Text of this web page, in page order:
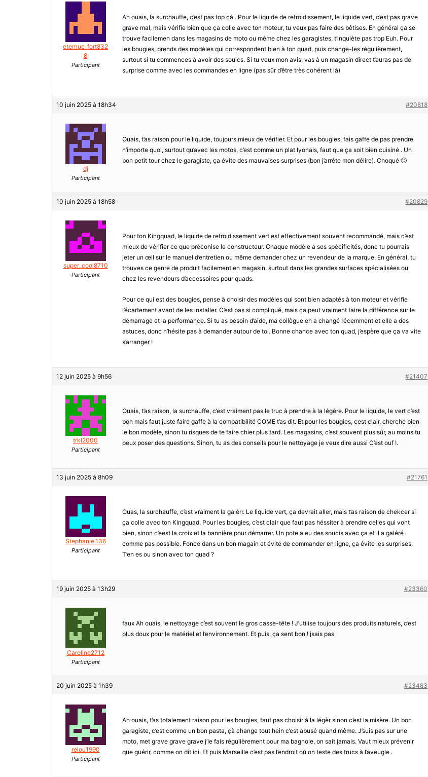
eternue_fort832
8
Participant
Ah ouais, la surchauffe, c’est pas top çà . Pour le liquide de refroidissement, le liquide vert, c’est pas grave
grave mal, mais vérifie bien que ça colle avec ton moteur, tu veux pas faire des bêtises. En général ça se
trouve facilemen dans les magasins de moto ou même chez les garagistes, t’inquiète pas trop Euh. Pour
les bougies, prends des modèles qui correspondent bien à ton quad, puis change-les régulièrement,
surtout si tu commences à avoir des souics. Si tu veux mon avis, vas à un magasin direct t’auras pas de
surprise comme avec les commandes en ligne (pas sûr d’être très cohérent là)
10 juin 2025 à 18h34 #20818
dj
Participant
Ouais, t’as raison pour le liquide, toujours mieux de vérifier. Et pour les bougies, fais gaffe de pas prendre
n’importe quoi, surtout qu’avec les motos, c’est comme un plat lyonais, faut que ça soit bien cuisiné . Un
bon petit tour chez le garagiste, ça évite des mauvaises surprises (bon j’arrête mon délire). Choqué 🙂
10 juin 2025 à 18h58 #20829
super_cool8710
Participant
Pour ton Kingquad, le liquide de refroidissement vert est effectivement souvent recommandé, mais c’est
mieux de vérifier ce que préconise le constructeur. Chaque modèle a ses spécificités, donc tu pourrais
jeter un œil sur le manuel d’entretien ou même demander chez un revendeur de la marque. En général, tu
trouves ce genre de produit facilement en magasin, surtout dans les grandes surfaces spécialisées ou
chez les revendeurs d’accessoires pour quads.
Pour ce qui est des bougies, pense à choisir des modèles qui sont bien adaptés à ton moteur et vérifie
l’écartement avant de les installer. C’est pas si compliqué, mais ça peut vraiment faire la différence sur le
démarrage et la performance. Si tu as besoin d’aide, ma collègue en a changé récemment et elle a des
astuces, donc n’hésite pas à demander autour de toi. Bonne chance avec ton quad, j’espère que ça va vite
s’arranger !
12 juin 2025 à 9h56 #21407
trkl2000
Participant
Ouais, t’as raison, la surchauffe, c’est vraiment pas le truc à prendre à la légère. Pour le liquide, le vert c’est
bon mais faut juste faire gaffe à la compatibilité COME t’as dit. Et pour les bougies, cest clair, cherche bien
le bon modèle, sinon tu risques de te faire chier plus tard. Les magasins, c’est souvent plus sûr, au moins tu
peux poser des questions. Sinon, tu as des conseils pour le nettoyage je veux dire aussi C’est ouf !.
13 juin 2025 à 8h09 #21761
Stephanie.136
Participant
Ouas, la surchauffe, c’est vraiment la galèrr. Le liquide vert, ça devrait aller, mais t’as raison de chekcer si
ça colle avec ton Kingquad. Pour les bougies, c’est clair que faut pas héssiter à prendre celles qui vont
bien, sinon c’eest la croix et la bannière pour démarrer. Un pote a eu des soucis avec ça et il a galéré
comme pas possible. Fonce dans un bon magain et évite de commander en ligne, ça évite les surprises.
T’en es ou sinon avec ton quad ?
19 juin 2025 à 13h29 #23360
Caroline2712
Participant
faux Ah ouais, le nettoyage c’est souvent le gros casse-tête ! J’utilise toujours des produits naturels, c’est
plus doux pour le matériel et l’environnement. Et puis, ça sent bon ! jsais pas
20 juin 2025 à 1h39 #23483
relou1990
Participant
Ah ouais, t’as totalement raison pour les bougies, faut pas choisir à la légèr sinon c’est la misère. Un bon
garagiste, c’est comme un bon pasta, çà change tout hein c’est abusé quand même. J’suis pas sur une
moto, met grave grave grave j’le fais régulièrement pour ma bagnole, on sait jamais. Vaut mieux prévenir
que guérir, comme on dit ici. Et puis Marseille c’est pas l’endroit où on teste des trucs à l’aveugle .